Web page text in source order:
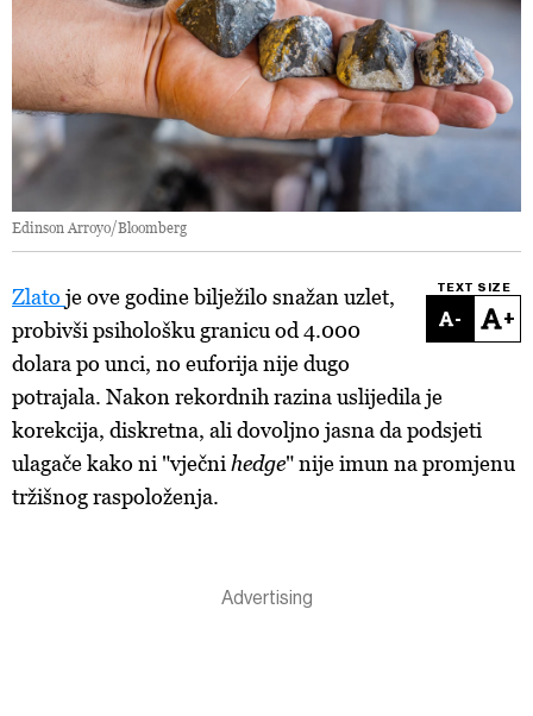
Edinson Arroyo/Bloomberg
TEXT SIZE
- +
Zlato je ove godine bilježilo snažan uzlet,
probivši psihološku granicu od 4.000
dolara po unci, no euforija nije dugo
potrajala. Nakon rekordnih razina uslijedila je
korekcija, diskretna, ali dovoljno jasna da podsjeti
ulagače kako ni "vječni hedge" nije imun na promjenu
tržišnog raspoloženja.